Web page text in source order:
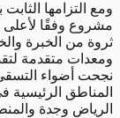
ومع التزامها
مشروع وفقًا لأعلى
ثروة من الخبرة
ومعدات متقدمة
نجحت أضواء
المناطق الرئيسية
الرياض وجدة